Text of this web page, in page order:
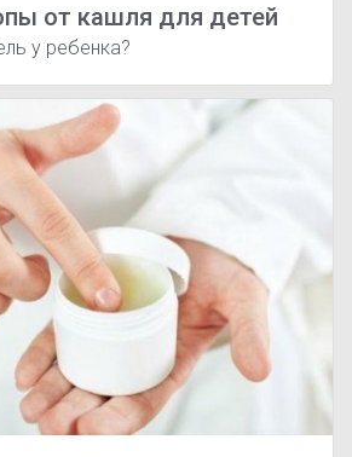
от кашля для детей
у ребенка?